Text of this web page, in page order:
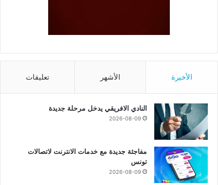
الأخيرة الأشهر تعليقات
النادي الافريقي يدخل مرحلة جديدة
2026-08-09
مفاجئة جديدة مع خدمات الانترنت لاتصالات
تونس
2026-08-09